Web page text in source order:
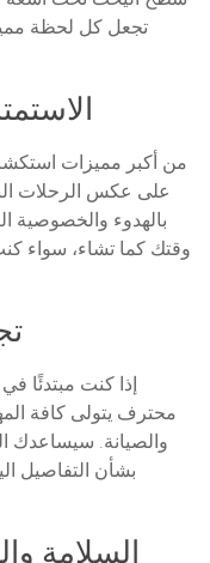
تجعل كل لحظة
4.
من أكبر مميزات
على عكس الرحلات
بالهدوء والخصوصية
وقتك كما تشاء، سواء
إذا كنت مبتدئًا
محترف يتولى كافة
والصيانة. سيساعدك
بشأن التفاصيل